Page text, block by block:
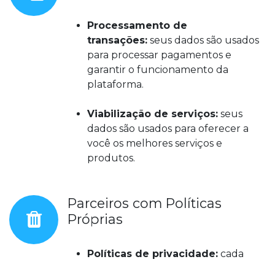
Processamento de
transações: seus dados são usados
para processar pagamentos e
garantir o funcionamento da
plataforma.
Viabilização de serviços: seus
dados são usados para oferecer a
você os melhores serviços e
produtos.
Parceiros com Políticas
Próprias
Políticas de privacidade: cada